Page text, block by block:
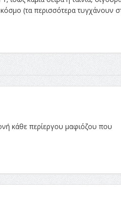
(τα περισσότερα τυγχάνουν
κάθε περίεργου μαφιόζου που